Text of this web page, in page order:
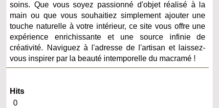
soins. Que vous soyez passionné d'objet réalisé à la
main ou que vous souhaitiez simplement ajouter une
touche naturelle à votre intérieur, ce site vous offre une
expérience enrichissante et une source infinie de
créativité. Naviguez à l'adresse de l'artisan et laissez-
vous inspirer par la beauté intemporelle du macramé !
Hits
0